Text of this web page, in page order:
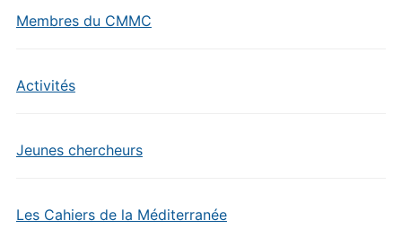
Membres du CMMC
Activités
Jeunes chercheurs
Les Cahiers de la Méditerranée